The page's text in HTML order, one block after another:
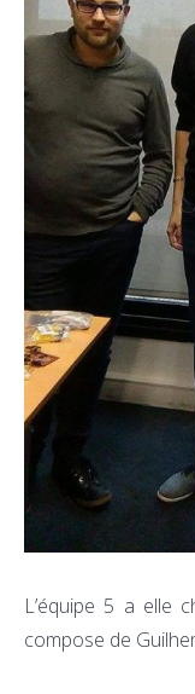
L’équipe 5 a elle
compose de